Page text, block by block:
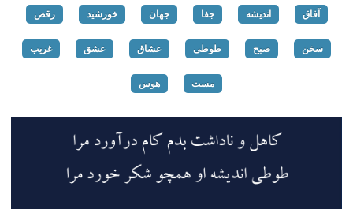
آفاق اندیشه جفا جهان خورشید رقص
سخن صبح طوطی عشاق عشق غریب
مست هوس